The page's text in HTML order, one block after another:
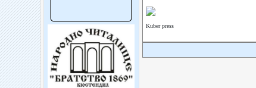
Kuber press